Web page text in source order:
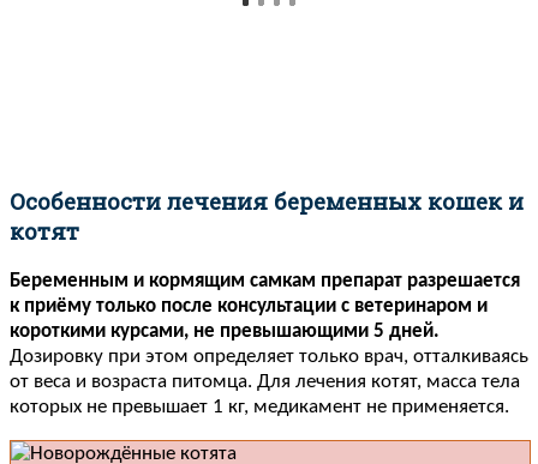
Особенности лечения беременных кошек и
котят
Беременным и кормящим самкам препарат разрешается
к приёму только после консультации с ветеринаром и
короткими курсами, не превышающими 5 дней.
Дозировку при этом определяет только врач, отталкиваясь
от веса и возраста питомца. Для лечения котят, масса тела
которых не превышает 1 кг, медикамент не применяется.